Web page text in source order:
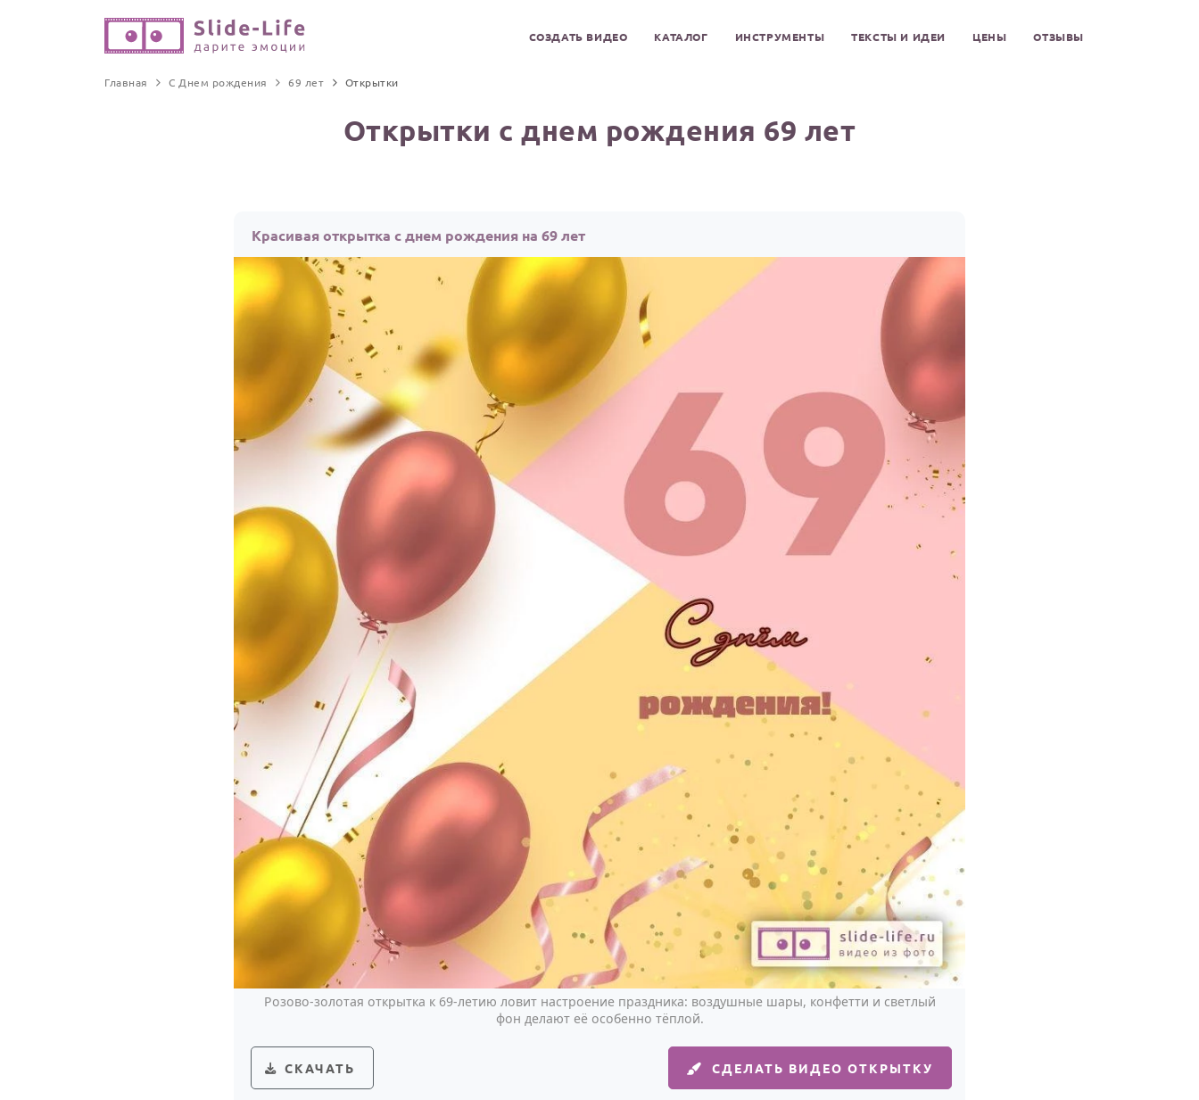
СОЗДАТЬ ВИДЕО КАТАЛОГ ИНСТРУМЕНТЫ ТЕКСТЫ И ИДЕИ ЦЕНЫ ОТЗЫВЫ
Главная С Днем рождения 69 лет Открытки
Открытки с днем рождения 69 лет
Красивая открытка с днем рождения на 69 лет
Розово-золотая открытка к 69-летию ловит настроение праздника: воздушные шары, конфетти и светлый
фон делают её особенно тёплой.
СКАЧАТЬ СДЕЛАТЬ ВИДЕО ОТКРЫТКУ